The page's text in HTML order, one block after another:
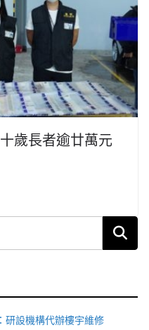
歲長者逾廿萬元
研設機構代辦樓宇維修